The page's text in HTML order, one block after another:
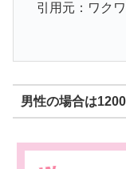
引用元：ワク
男性の場合は